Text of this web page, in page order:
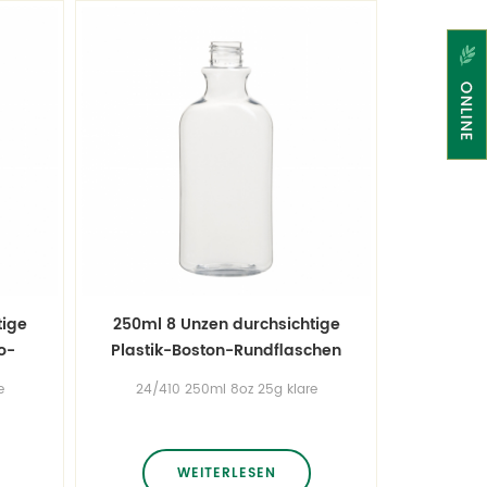
250ml 8 Unzen durchsichtige
Plastik-Boston-Rundflaschen
24/410 250ml 8oz 25g klare
Rundflaschen, Cosmo-
Rundflaschen, Flaschenflaschen
WEITERLESEN